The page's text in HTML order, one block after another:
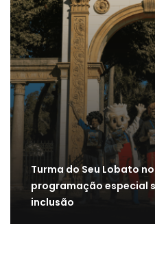
Turma do Seu Lobato
programação especial
inclusão